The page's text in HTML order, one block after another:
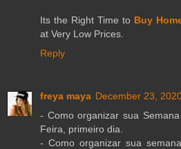
Its the Right Time to Buy
at Very Low Prices.
Reply
freya maya December 23,
- Como organizar sua
Feira, primeiro dia.
- Como organizar sua